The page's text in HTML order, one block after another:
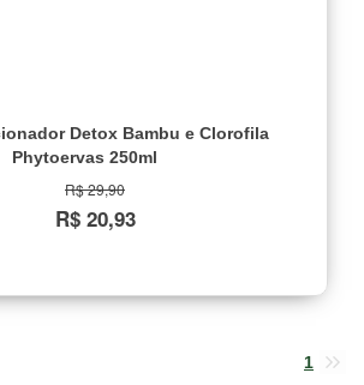
Detox Bambu e Clorofila
Phytoervas 250ml
R$ 29,90
R$ 20,93
1